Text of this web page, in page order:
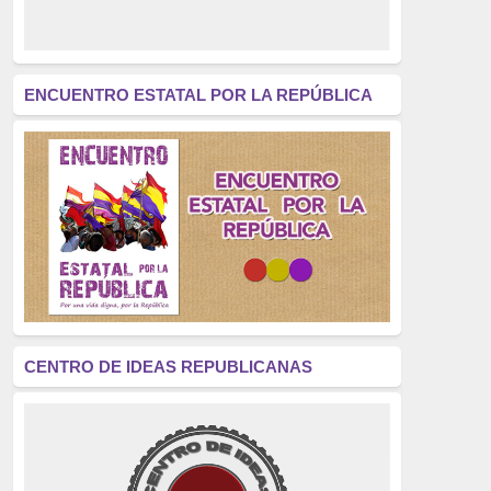
América Latina
(305)
Exhumación
(304)
Golpe de Estado
(304)
Brigadas Internacionales
(303)
pensamiento
(294)
Revisionismo
(289)
La Transición
(275)
educación pública
(270)
ENCUENTRO ESTATAL POR LA REPÚBLICA
CENTRO DE IDEAS REPUBLICANAS